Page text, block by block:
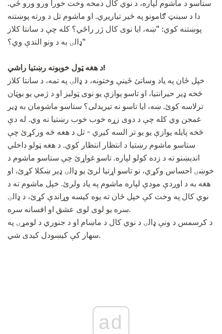
ستاسو د ماشوم لپاره، د نوي کال دمخه وخت خورا ورو ورو ځي.
دا د سینټ ګامونو په څیر تیاریږي. او ماشوم تل د ورته پوښتنه
پوښتنه کوي: "ښه، ایا نوی کال ژر راځي؟ کله چې د سانتا کلاز
ډالۍ به د ونو الندې وي؟"
د هغه ټول خوبونه رښتیا راشي!
خپل ځان په یاد وساتئ ځینې ​​وختونه، د ډالۍ په تمه، د سانتا کلاز
څخه ډیر حیرانتیا، او تاسو یوازې یو نوی ټولیز او د ژمي یو بوټان
ترلاسه کوئ. ښه، ایا تاسو نه تیریدلی؟ ستاسو ماشومان به ډیر
غمجن وي کله چې د دوی زړه خوب خوب رښتیا نه وي. له دې
څخه پایله یوازې یو یو تر السه کیږي - تل د هغه څه ورکړئ چې
ستاسو ماشوم رښتیا د انتظار انتظار کوي. د هغه ټولو داخلي
اندیښنو ته د زده کولو لپاره. تاسو غواړئ چې ستاسو ماشوم د
خوښۍ احساس وکړي، نو تاسو اړتیا لرئ یو ډالۍ ډیر ښکلا کړئ، او
هغه به د اوږدې مودې لپاره ماشوم په یاد ولرئ. خپل ماشوم ته د
نوي کال په وخت کې خپل ځان ته یوه کیسه وړاندې کړئ، د ډالۍ
سره یو لوی لوی عشق او افسانه سره.
د کرسمس د ونې ډالۍ د نوي کال د ماښام او د جنوري د لومړۍ په
سهار کې کیښودل کیدی شي.
ad